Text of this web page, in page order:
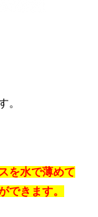
。
を水で薄めて
できます。